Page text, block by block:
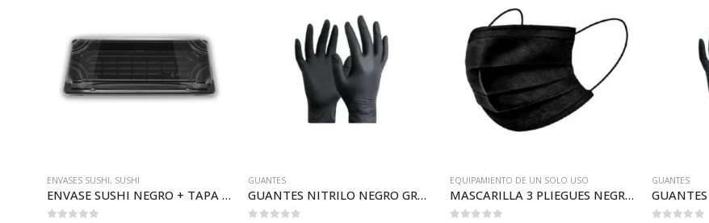
ENVASES SUSHI, SUSHI
ENVASE SUSHI NEGRO + TAPA 21 (SH84113)
GUANTES
GUANTES NITRILO NEGRO GRANDE (C135N)
EQUIPAMIENTO DE UN SOLO USO
MASCARILLA 3 PLIEGUES NEGRA (C118NQ)
GUANTES